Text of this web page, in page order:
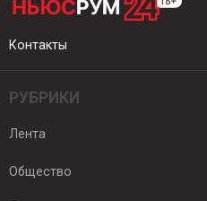
Контакты
РУБРИКИ
Лента
Общество